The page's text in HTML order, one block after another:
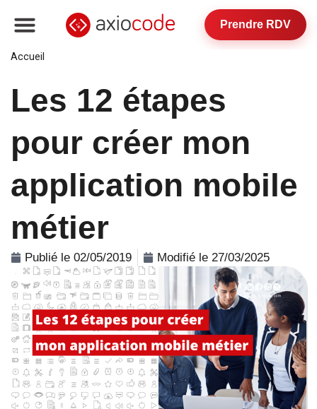
Prendre RDV
Accueil
Les 12 étapes
pour créer mon
application mobile
métier
Publié le 02/05/2019 Modifié le 27/03/2025